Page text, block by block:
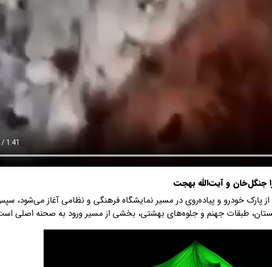
جنگل‌خان و آیت‌الله بهجت
پارک خودرو و پیاده‌روی در مسیر نمایشگاه فرهنگی و نظامی آغاز می‌شود،
طبقات جهنم و جلوه‌های بهشتی، بخشی از مسیر ورود به صحنه اصلی